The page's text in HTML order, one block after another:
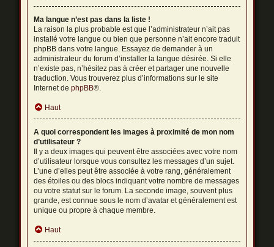
Ma langue n’est pas dans la liste !
La raison la plus probable est que l’administrateur n’ait pas
installé votre langue ou bien que personne n’ait encore traduit
phpBB dans votre langue. Essayez de demander à un
administrateur du forum d’installer la langue désirée. Si elle
n’existe pas, n’hésitez pas à créer et partager une nouvelle
traduction. Vous trouverez plus d’informations sur le site
Internet dephpBB®.
Haut
A quoi correspondent les images à proximité de mon nom
d’utilisateur ?
Il y a deux images qui peuvent être associées avec votre nom
d’utilisateur lorsque vous consultez les messages d’un sujet.
L’une d’elles peut être associée à votre rang, généralement
des étoiles ou des blocs indiquant votre nombre de messages
ou votre statut sur le forum. La seconde image, souvent plus
grande, est connue sous le nom d’avatar et généralement est
unique ou propre à chaque membre.
Haut